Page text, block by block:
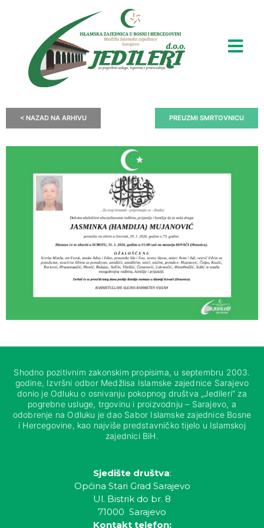
< NAZAD NA ARHIVU PREUZMI SMRTOVNICU
Shodno pozitivnim zakonskim propisima, u septembru 2003.
godine, Izvršni odbor Medžlisa Islamske zajednice Sarajevo
donio je Odluku o osnivanju pokopnog društva „Jedileri“ za
pogrebne usluge, trgovinu i proizvodnju – Sarajevo, a
odobrenje na Odluku je dao Sabor Islamske zajednice Bosne
i Hercegovine, kao najviše predstavničko tijelo u Islamskoj
zajednici BiH.
Sjedište društva:
Općina Stari Grad Sarajevo
Ul. Bistrik do br. 8
71000 Sarajevo
Kontakt telefon: